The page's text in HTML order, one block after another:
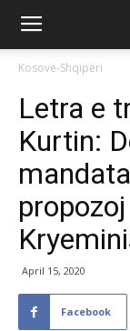
Kosovë-Shqipëri
Letra e
Kurtin:
April 15, 2020
Facebook